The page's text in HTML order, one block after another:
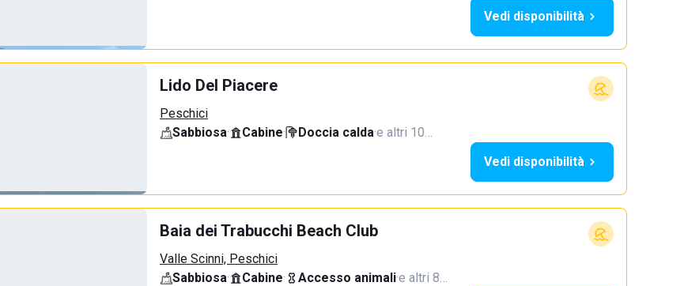
Vedi disponibilità
Lido Del Piacere
Peschici
Sabbiosa· Cabine· Doccia calda·e altri 10…
Vedi disponibilità
Baia dei Trabucchi Beach Club
Valle Scinni, Peschici
Sabbiosa· Cabine· Accesso animali·e altri 8…